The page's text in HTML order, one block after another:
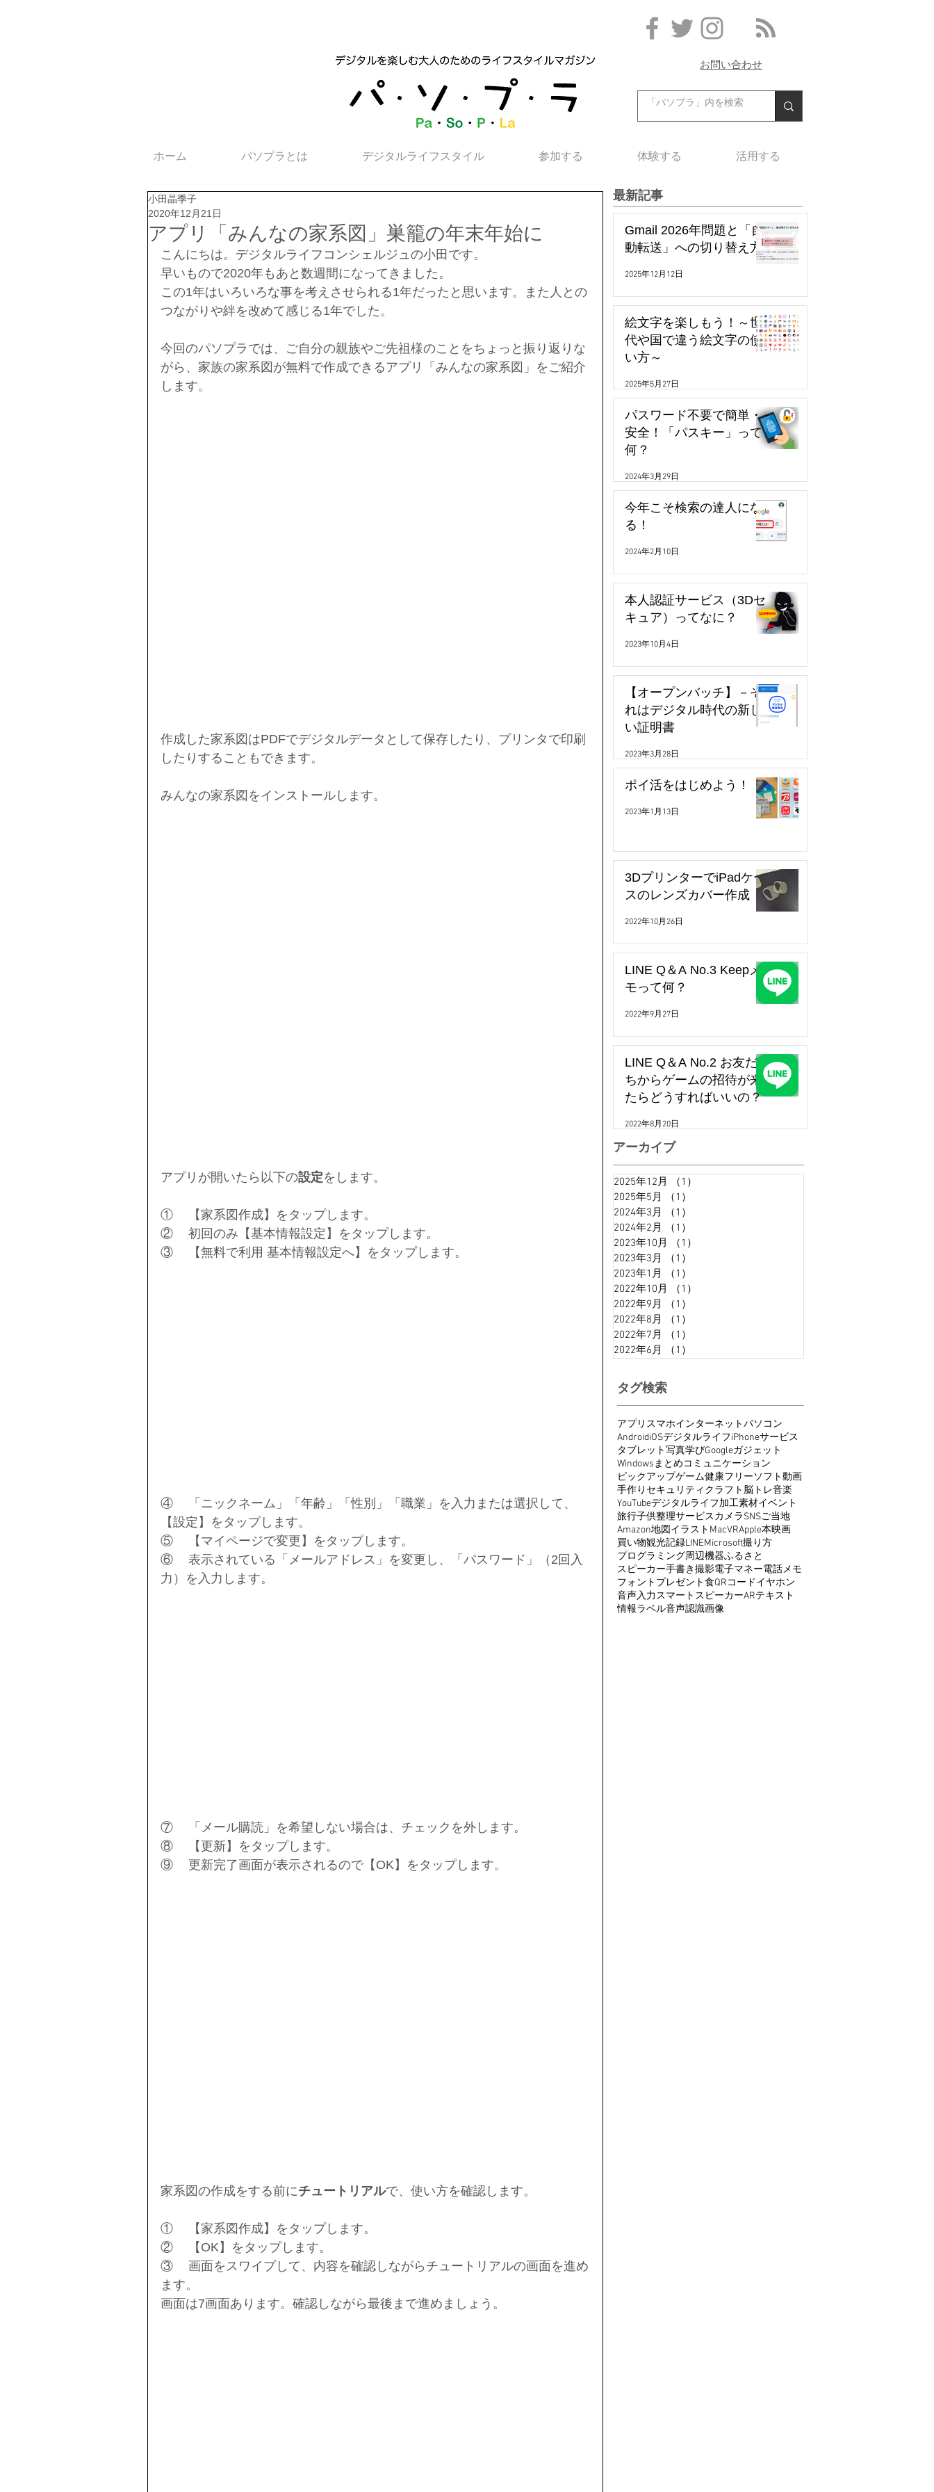
お問い合わせ
ホーム パソプラとは デジタルライフスタイル 参加する 体験する 活用する
アプリ「みんなの家系図」巣籠の年末年始に
小田晶季子
2020年12月21日
こんにちは。デジタルライフコンシェルジュの小田です。
早いもので2020年もあと数週間になってきました。
この1年はいろいろな事を考えさせられる1年だったと思います。また人との
つながりや絆を改めて感じる1年でした。
今回のパソプラでは、ご自分の親族やご先祖様のことをちょっと振り返りな
がら、家族の家系図が無料で作成できるアプリ「みんなの家系図」をご紹介
します。
作成した家系図はPDFでデジタルデータとして保存したり、プリンタで印刷
したりすることもできます。
みんなの家系図をインストールします。
アプリが開いたら以下の設定をします。
①	【家系図作成】をタップします。
②	初回のみ【基本情報設定】をタップします。
③	【無料で利用 基本情報設定へ】をタップします。
④	「ニックネーム」「年齢」「性別」「職業」を入力または選択して、
【設定】をタップします。
⑤	【マイページで変更】をタップします。
⑥	表示されている「メールアドレス」を変更し、「パスワード」（2回入
力）を入力します。
⑦	「メール購読」を希望しない場合は、チェックを外します。
⑧	【更新】をタップします。
⑨	更新完了画面が表示されるので【OK】をタップします。
家系図の作成をする前にチュートリアルで、使い方を確認します。
①	【家系図作成】をタップします。
②	【OK】をタップします。
③	画面をスワイプして、内容を確認しながらチュートリアルの画面を進め
ます。
画面は7画面あります。確認しながら最後まで進めましょう。
最新記事
Gmail 2026年問題と「自
動転送」への切り替え方
2025年12月12日
絵文字を楽しもう！～世
代や国で違う絵文字の使
い方～
2025年5月27日
パスワード不要で簡単・
安全！「パスキー」って
何？
2024年3月29日
今年こそ検索の達人にな
る！
2024年2月10日
本人認証サービス（3Dセ
キュア）ってなに？
2023年10月4日
【オープンバッチ】－そ
れはデジタル時代の新し
い証明書
2023年3月28日
ポイ活をはじめよう！
2023年1月13日
3DプリンターでiPadケー
スのレンズカバー作成
2022年10月26日
LINE Q＆A No.3 Keepメ
モって何？
2022年9月27日
LINE Q＆A No.2 お友だ
ちからゲームの招待が来
たらどうすればいいの？
2022年8月20日
アーカイブ
2025年12月 （1）
2025年5月
（1）
2024年3月
（1）
2024年2月
（1）
2023年10月
（1）
2023年3月
（1）
2023年1月
（1）
2022年10月
（1）
2022年9月
（1）
2022年8月
（1）
2022年7月
（1）
2022年6月
（1）
タグ検索
アプリ スマホインターネットパソコン
AndroidiOSデジタルライフiPhoneサービス
タブレット写真学びGoogleガジェット
Windowsまとめコミュニケーション
ピックアップゲーム健康フリーソフト動画
手作り セキュリティ クラフト脳トレ音楽
YouTubeデジタルライフ加工素材イベント
旅行子供整理サービスカメラSNSご当地
Amazon地図イラスト MacVRApple本映画
買い物観光記録LINEMicrosoft撮り方
プログラミング周辺機器ふるさと
スピーカー手書き撮影電子マネー電話メモ
フォント プレゼント食QRコードイヤホン
音声入力スマートスピーカーARテキスト
情報ラベル音声認識画像